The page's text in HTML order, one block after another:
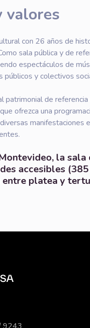
valores
con 26 años de
sala pública y de
espectáculos de
y colectivos
patrimonial de
ofrezca una
manifestaciones
la sala
accesibles
entre platea y